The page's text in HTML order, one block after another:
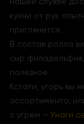
кухни от рук
приглянется.
В состав ролла
сыр филадельфия,
полезное.
Кстати, угорь вы
ассортимента,
с угрем – Унаги